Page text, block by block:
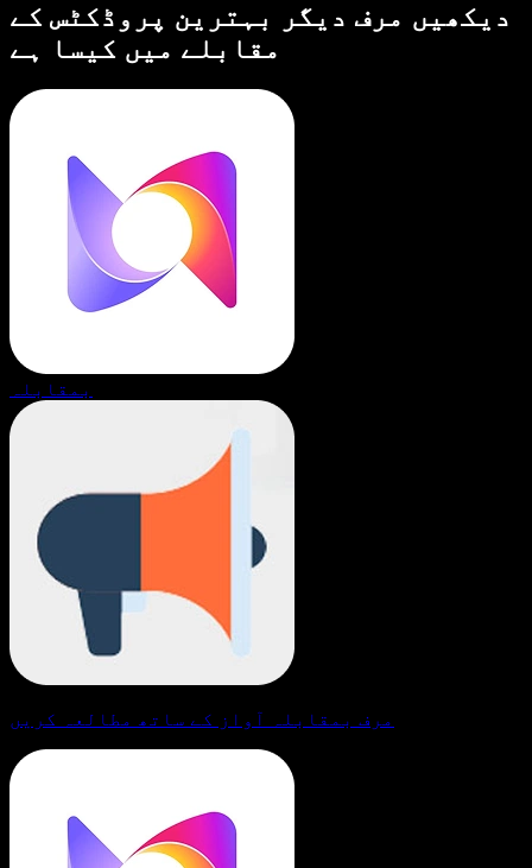
دیکھیں مرف دیگر بہترین پروڈکٹس کے
مقابلے میں کیسا ہے
بمقابلہ
مرف بمقابلہ آواز کے ساتھ مطالعہ کریں